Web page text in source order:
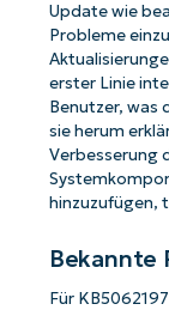
Update wie
Probleme
erster Linie
Benutzer, was
sie herum
Verbesserung
hinzuzufügen,
Bekannte
Für